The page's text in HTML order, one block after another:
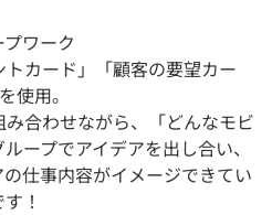
ワーク
カード」「顧客の要望カー
使用。
合わせながら、「どんなモビ
ープでアイデアを出し合い、
仕事内容がイメージできてい
！